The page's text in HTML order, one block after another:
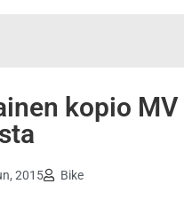
kopio
2015 Bike